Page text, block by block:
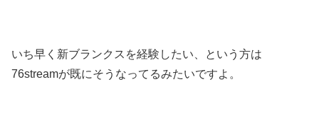
いち早く新ブランクスを経験したい、という方は
76streamが既にそうなってるみたいですよ。